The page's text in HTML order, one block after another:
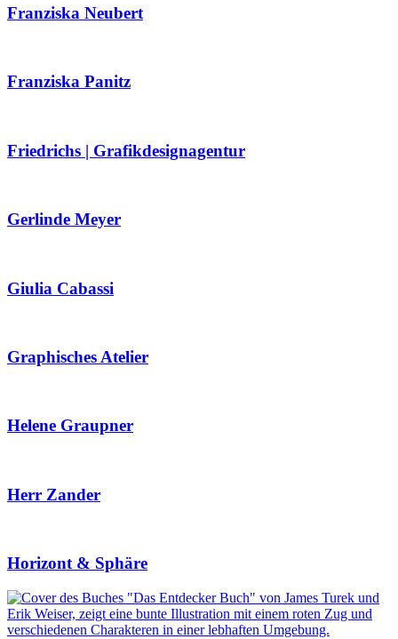
Franziska Neubert
Franziska Panitz
Friedrichs | Grafikdesignagentur
Gerlinde Meyer
Giulia Cabassi
Graphisches Atelier
Helene Graupner
Herr Zander
Horizont & Sphäre